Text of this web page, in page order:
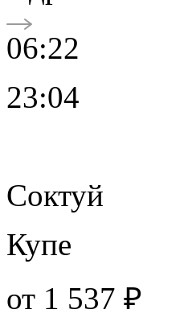
06:22
23:04
Соктуй
Купе
от 1 537 ₽